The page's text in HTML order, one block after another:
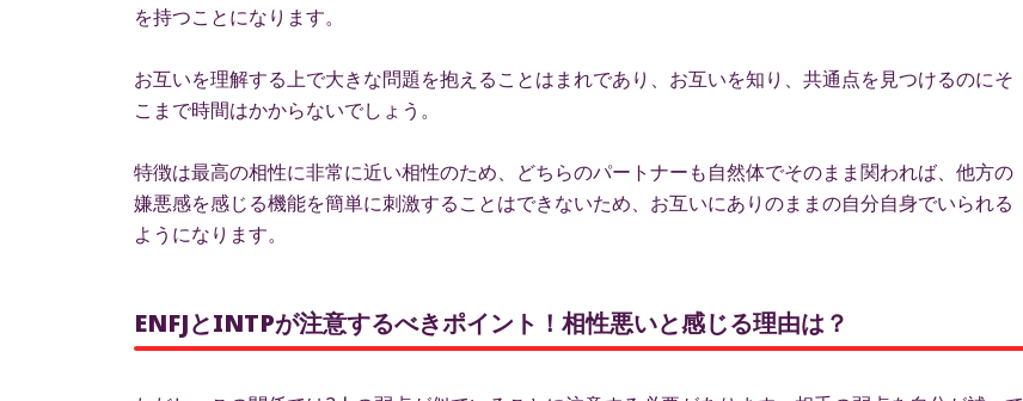
を持つことになります。
お互いを理解する上で大きな問題を抱えることはまれであり、お互いを知り、共通点を見つけるのにそ
こまで時間はかからないでしょう。
特徴は最高の相性に非常に近い相性のため、どちらのパートナーも自然体でそのまま関われば、他方の
嫌悪感を感じる機能を簡単に刺激することはできないため、お互いにありのままの自分自身でいられる
ようになります。
ENFJとINTPが注意するべきポイント！相性悪いと感じる理由は？